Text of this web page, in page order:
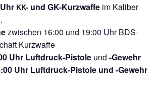
KK- und GK-Kurz­waffe im Kali­ber
zwi­schen 16:00 und 19:00 Uhr BDS-
Kurzwaffe
Uhr Luft­druck-Pis­tole und -Gewehr
Uhr Luft­druck-Pis­tole und ‑Gewehr